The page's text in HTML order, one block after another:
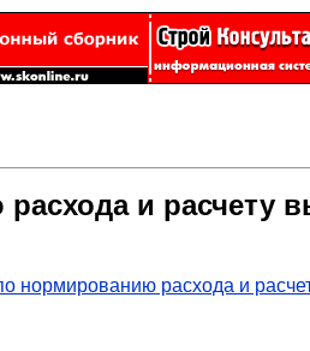
и расчету
нормированию расхода и